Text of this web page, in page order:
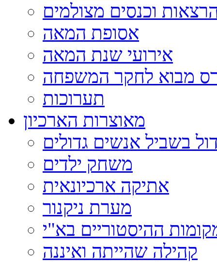
וכנסים מצולמים
אסופת המאה
אירועי שנת המאה
מבוא לחקר המשפחה
תערוכות
מאוצרות הארכיון
בשביל אנשים גדולים
משחק ילדים
אתיקה ארכיונאית
מערת ניקנור
ההיסטוריים בא"י
קהילה שהייתה ואיננה